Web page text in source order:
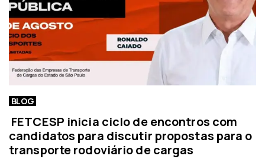
BLOG
FETCESP inicia ciclo de encontros com
candidatos para discutir propostas para o
transporte rodoviário de cargas